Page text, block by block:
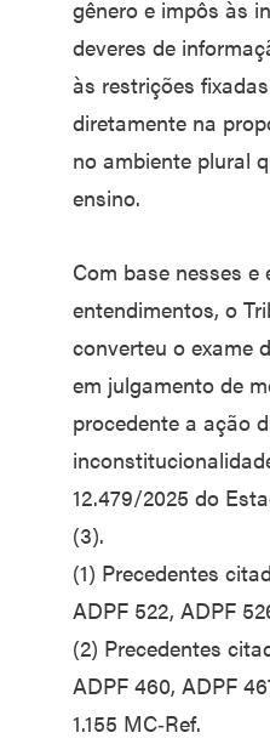
gênero e impôs às
deveres de
às restrições
diretamente na
no ambiente plural
ensino.
Com base nesses e
entendimentos, o
converteu o exame
em julgamento de
procedente a ação
12.479/2025 do
(3).
(1) Precedentes
ADPF 522, ADPF
(2) Precedentes
ADPF 460, ADPF
1.155 MC‑Ref.